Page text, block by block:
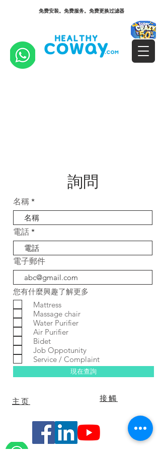
免费安装。免费服务。免费更换过滤器
詢問
名稱
電話
電子郵件
您有什麼興趣了解更多
Mattress
Massage chair
Water Purifier
Air Purifier
Bidet
Job Oppotunity
Service / Complaint
現在查詢
常問
問題
接觸
主页